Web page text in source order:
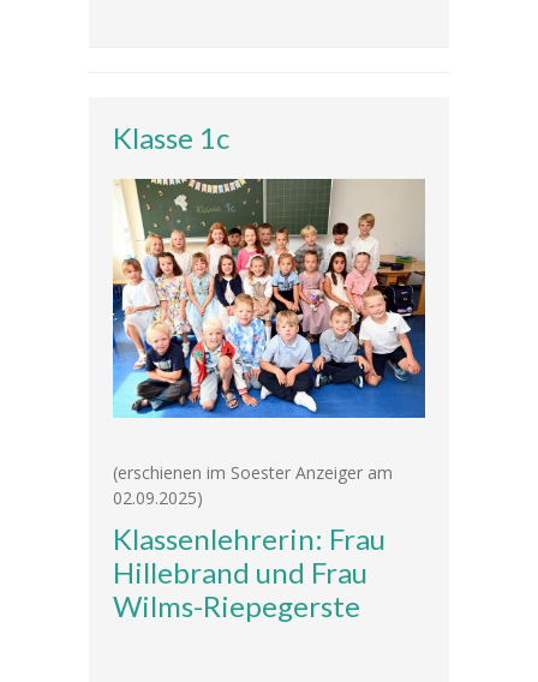
Unterricht
-- Allgemein
---- Unterrichtszeiten
---- Stundentafel
-- Gemeinsames Lernen
-- Fächer
---- Deutsch
---- Mathematik
Klasse 1c
(erschienen im Soester Anzeiger am
02.09.2025)
Klassenlehrerin: Frau
Hillebrand und Frau
Wilms-Riepegerste